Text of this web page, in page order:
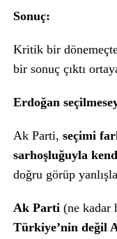
Sonuç:
Kritik bir
bir sonuç çıktı
Erdoğan
Ak Parti, seçimi
sarhoşluğuyla
doğru görüp
Ak Parti(ne kadar
Türkiye’nin değil